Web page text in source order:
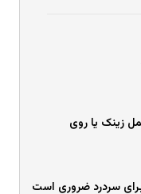
زینک یا روی
سردرد ضروری است